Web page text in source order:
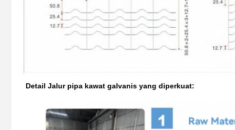
Detail Jalur pipa kawat galvanis yang diperkuat: